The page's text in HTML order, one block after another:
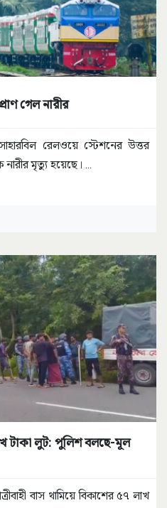
গেল নারীর
রেলওয়ে স্টেশনের উত্তর
মৃত্যু হয়েছে। ...
টাকা লুট: পুলিশ বলছে-মূল
বাস থামিয়ে বিকাশের ৫৭ লাখ